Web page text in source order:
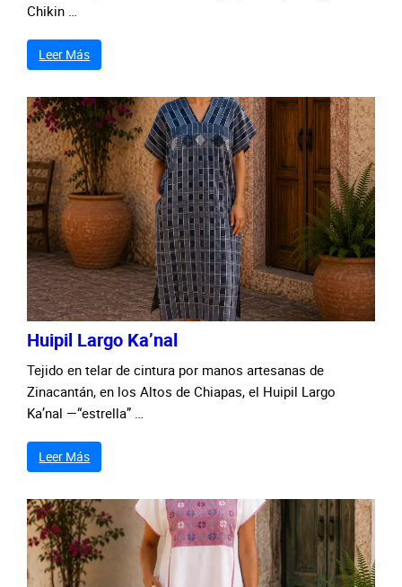
Chikin …
Leer Más
Huipil Largo Ka’nal
Tejido en telar de cintura por manos artesanas de
Zinacantán, en los Altos de Chiapas, el Huipil Largo
Ka’nal —“estrella” …
Leer Más